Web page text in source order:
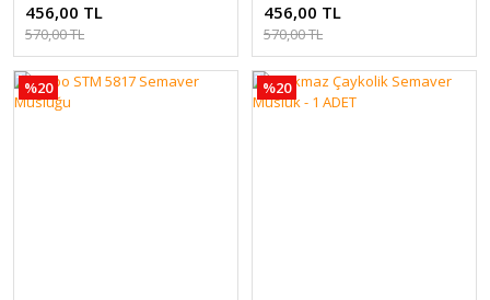
456,00 TL
570,00 TL
456,00 TL
570,00 TL
%20 %20